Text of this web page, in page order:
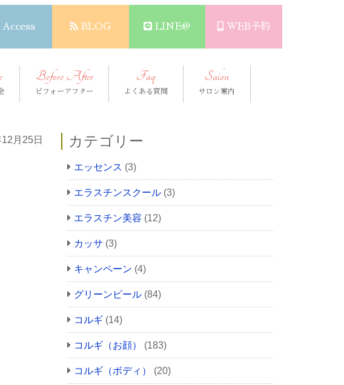
Access BLOG LINE@ WEB予約
Before After
ビフォーアフター
Faq
よくある質問
Salon
サロン案内
月25日 カテゴリー
エッセンス (3)
エラスチンスクール (3)
エラスチン美容 (12)
カッサ (3)
キャンペーン (4)
グリーンピール (84)
コルギ (14)
コルギ（お顔） (183)
コルギ（ボディ） (20)